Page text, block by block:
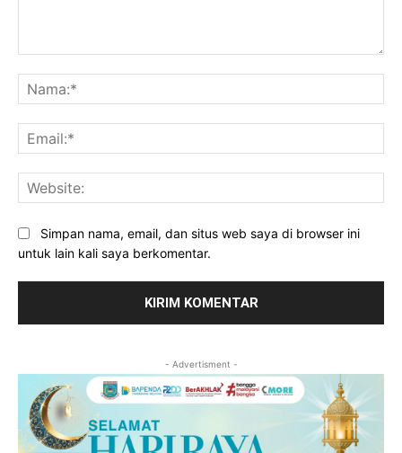
Simpan nama, email, dan situs web saya di browser ini
untuk lain kali saya berkomentar.
- Advertisment -